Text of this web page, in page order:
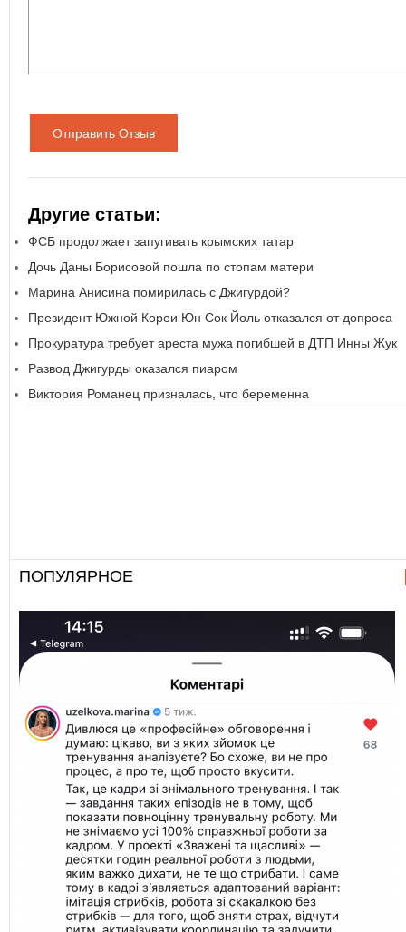
Отправить Отзыв
Другие статьи:
ФСБ продолжает запугивать крымских татар
Дочь Даны Борисовой пошла по стопам матери
Марина Анисина помирилась с Джигурдой?
Президент Южной Кореи Юн Сок Йоль отказался от допроса
Прокуратура требует ареста мужа погибшей в ДТП Инны Жук
Развод Джигурды оказался пиаром
Виктория Романец призналась, что беременна
ПОПУЛЯРНОЕ